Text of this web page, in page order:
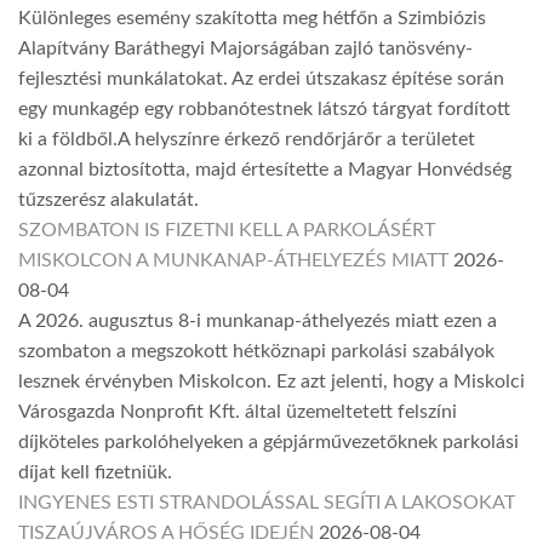
Különleges esemény szakította meg hétfőn a Szimbiózis
Alapítvány Baráthegyi Majorságában zajló tanösvény-
fejlesztési munkálatokat. Az erdei útszakasz építése során
egy munkagép egy robbanótestnek látszó tárgyat fordított
ki a földből.A helyszínre érkező rendőrjárőr a területet
azonnal biztosította, majd értesítette a Magyar Honvédség
tűzszerész alakulatát.
SZOMBATON IS FIZETNI KELL A PARKOLÁSÉRT
MISKOLCON A MUNKANAP-ÁTHELYEZÉS MIATT 2026-
08-04
A 2026. augusztus 8-i munkanap-áthelyezés miatt ezen a
szombaton a megszokott hétköznapi parkolási szabályok
lesznek érvényben Miskolcon. Ez azt jelenti, hogy a Miskolci
Városgazda Nonprofit Kft. által üzemeltetett felszíni
díjköteles parkolóhelyeken a gépjárművezetőknek parkolási
díjat kell fizetniük.
INGYENES ESTI STRANDOLÁSSAL SEGÍTI A LAKOSOKAT
TISZAÚJVÁROS A HŐSÉG IDEJÉN 2026-08-04